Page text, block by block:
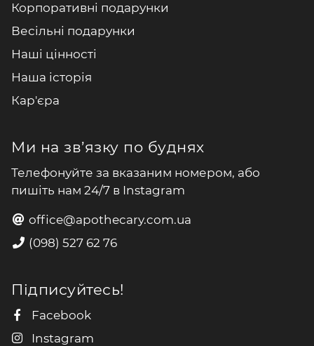
Корпоративні подарунки
Весільні подарунки
Наші цінності
Наша історія
Кар'єра
Ми на зв’язку по буднях
Телефонуйте за вказаним номером, або
пишіть нам 24/7 в Instagram
office@apothecary.com.ua
(098) 527 62 76
Підписуйтесь!
Facebook
Instagram